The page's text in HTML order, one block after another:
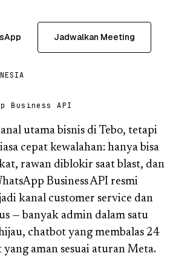
Jadwalkan Meeting
Business API
utama bisnis di Tebo, tetapi
cepat kewalahan: hanya bisa
rawan diblokir saat blast, dan
Business API resmi
kanal customer service dan
— banyak admin dalam satu
chatbot yang membalas 24
yang aman sesuai aturan Meta.